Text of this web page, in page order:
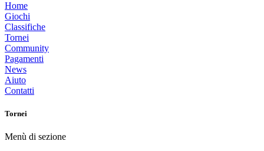
Home
Giochi
Classifiche
Tornei
Community
Pagamenti
News
Aiuto
Contatti
Tornei
Menù di sezione